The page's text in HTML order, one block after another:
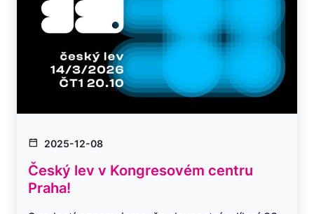
2025-12-08
Český lev v Kongresovém centru
Praha!